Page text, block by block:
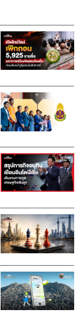
ผลงานและ
ามพร้อมนั้นปรับ
ยุคแรกเรามี
ได้มีการพัฒนา
วิกรม พระบรม
าธารณสุข ใน
แพทย์ของ
เพียงเท่านั้น
จรจากับมูลนิธิ
งินทุนให้นักเรียน
ธารณสุข
พร้อมทั้งจ้าง
กษามาวาง
ราชมีมาตรฐาน
ชาติ มีระบบ
ริญญา และท้าย
ไทย ด้วยการ
แพทย์ที่ทันสมัย”